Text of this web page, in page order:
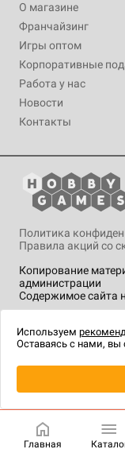
О магазине
Франчайзинг
Игры оптом
Корпоративные
Работа у нас
Новости
Контакты
Копирование
администрации
Содержимое сайта
Политика
Правила акций со
технологии.
Главная
Используем
Оставаясь с нами, вы